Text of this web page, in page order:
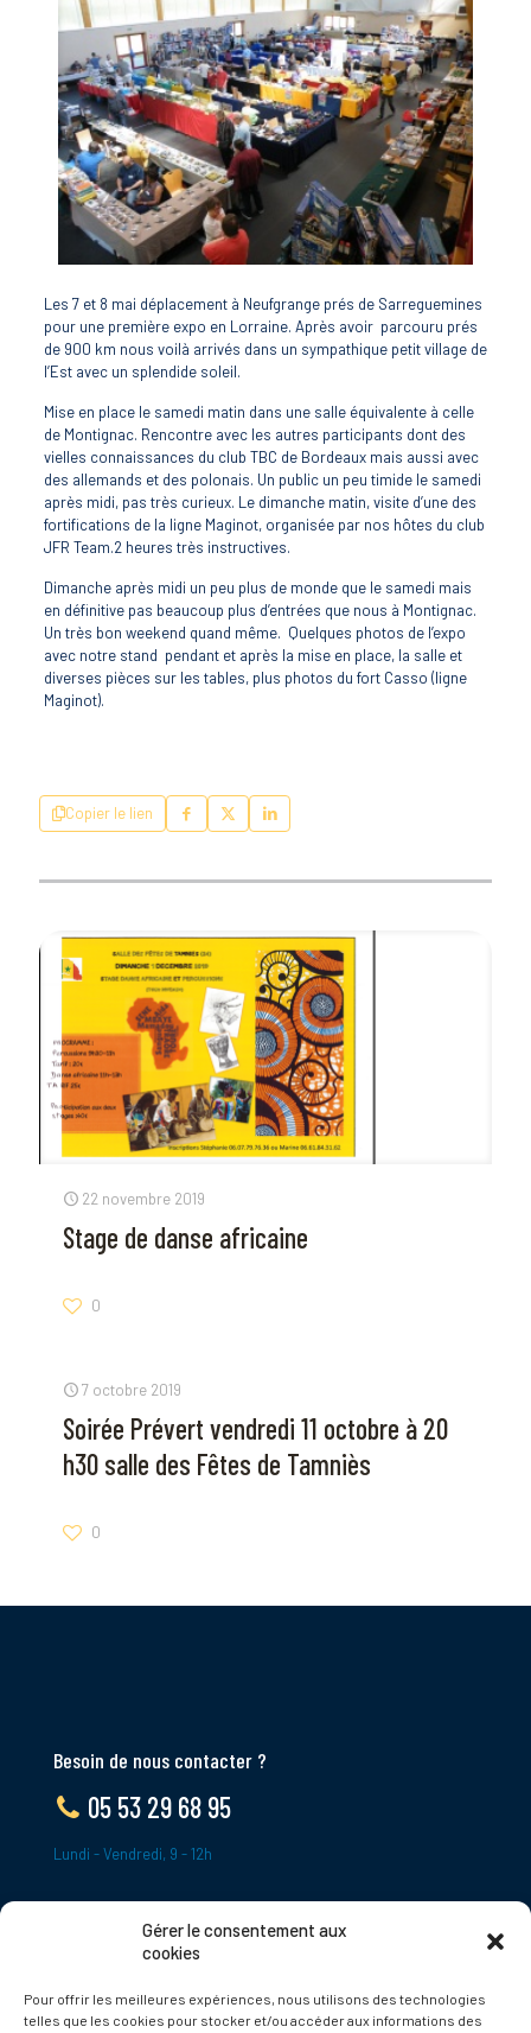
Gérer le consentement aux
cookies
Pour offrir les meilleures expériences, nous utilisons des technologies
telles que les cookies pour stocker et/ou accéder aux informations des
Les 7 et 8 mai déplacement à Neufgrange prés de Sarreguemines
pour une première expo en Lorraine. Après avoir parcouru prés
de 900 km nous voilà arrivés dans un sympathique petit village de
l’Est avec un splendide soleil.
Mise en place le samedi matin dans une salle équivalente à celle
de Montignac. Rencontre avec les autres participants dont des
vielles connaissances du club TBC de Bordeaux mais aussi avec
des allemands et des polonais. Un public un peu timide le samedi
après midi, pas très curieux. Le dimanche matin, visite d’une des
fortifications de la ligne Maginot, organisée par nos hôtes du club
JFR Team.2 heures très instructives.
Dimanche après midi un peu plus de monde que le samedi mais
en définitive pas beaucoup plus d’entrées que nous à Montignac.
Un très bon weekend quand même. Quelques photos de l’expo
avec notre stand pendant et après la mise en place, la salle et
diverses pièces sur les tables, plus photos du fort Casso (ligne
Maginot).
Copier le lien
22 novembre 2019
Stage de danse africaine
0
7 octobre 2019
Soirée Prévert vendredi 11 octobre à 20
h30 salle des Fêtes de Tamniès
0
Besoin de nous contacter ?
05 53 29 68 95
Lundi - Vendredi, 9 - 12h
24620 Tamniès